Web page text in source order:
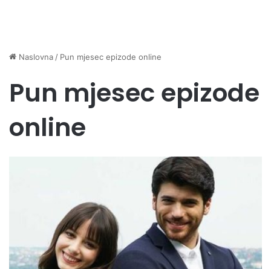
Naslovna / Pun mjesec epizode online
Pun mjesec epizode
online